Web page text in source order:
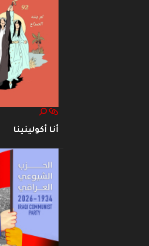
أنا أكولينينا